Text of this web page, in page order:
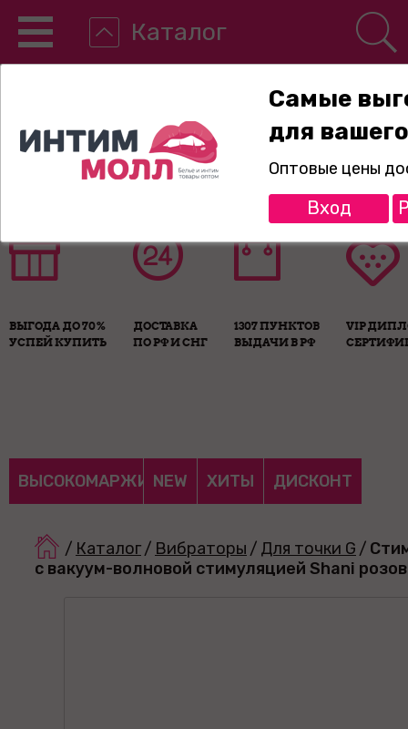
Каталог
8-800-775-89-65
ВЫГОДА ДО 70%
УСПЕЙ КУПИТЬ
ДОСТАВКА
ПО РФ И СНГ
1307 ПУНКТОВ
ВЫДАЧИ В РФ
VIP
ВЫСОКОМАРЖИНАЛЬНЫЕ
NEW ХИТЫ ДИСКОНТ
/ Каталог/ Вибраторы / Для точки G /
с вакуум-волновой стимуляцией Shani
Самые
для
Оптовые цены
Вход